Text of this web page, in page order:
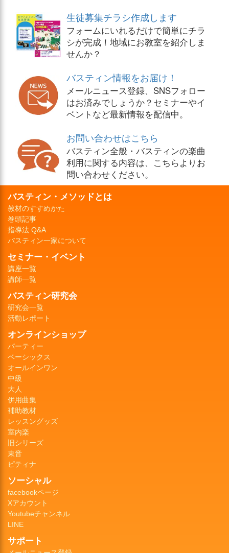
生徒募集チラシ作成します
フォームにいれるだけで簡単にチラ
シが完成！地域にお教室を紹介しま
せんか？
バスティン情報をお届け！
メールニュース登録、SNSフォロー
はお済みでしょうか？セミナーやイ
ベントなど最新情報を配信中。
お問い合わせはこちら
バスティン全般・バスティンの楽曲
利用に関する内容は、こちらよりお
問い合わせください。
バスティン・メソッドとは
教材のすすめかた
巻頭記事
指導法 Q&A
バスティン一家について
セミナー・イベント
講座一覧
講師一覧
バスティン研究会
研究会一覧
活動レポート
オンラインショップ
パーティー
ベーシックス
オールインワン
中級
大人
併用曲集
補助教材
レッスングッズ
室内楽
旧シリーズ
東音
ピティナ
ソーシャル
facebookページ
Xアカウント
Youtubeチャンネル
LINE
サポート